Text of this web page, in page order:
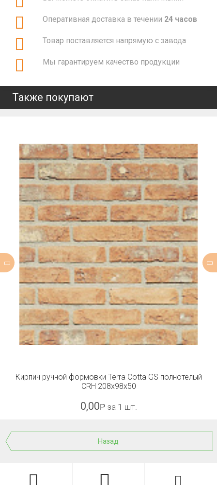
Оперативная доставка в течении 24 часов
Товар поставляется напрямую с завода
Мы гарантируем качество продукции
Также покупают
Кирпич ручной формовки Terra Cotta GS полнотелый
CRH 208x98x50
0,00Р за 1 шт.
Назад